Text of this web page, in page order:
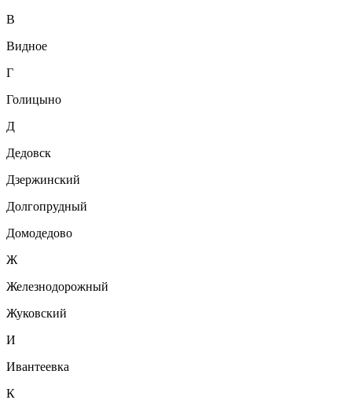
В
Видное
Г
Голицыно
Д
Дедовск
Дзержинский
Долгопрудный
Домодедово
Ж
Железнодорожный
Жуковский
И
Ивантеевка
К